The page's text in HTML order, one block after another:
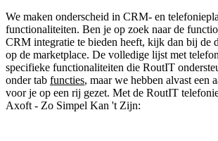
We maken onderscheid in CRM- en
functionaliteiten. Ben je op zoek naar de
CRM integratie te bieden heeft, kijk dan bij de
op de marketplace. De volledige lijst met
specifieke functionaliteiten die RoutIT
onder tab functies, maar we hebben alvast een
voor je op een rij gezet. Met de RoutIT
Axoft - Zo Simpel Kan 't Zijn: